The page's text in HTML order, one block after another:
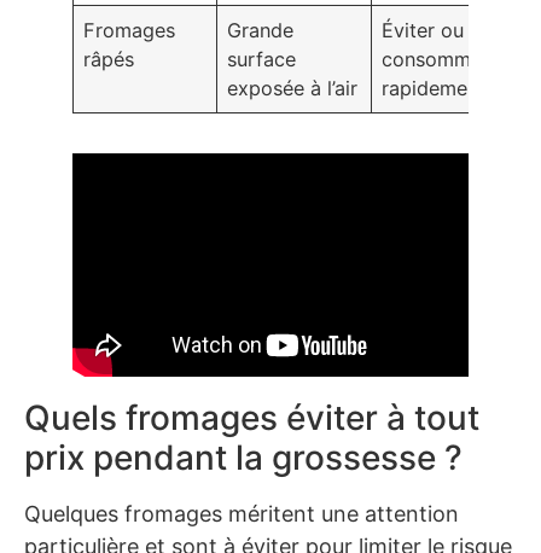
Fromages
râpés
Grande
surface
exposée à l’air
Éviter ou
consommer
rapidement
Quels fromages éviter à tout
prix pendant la grossesse ?
Quelques fromages méritent une attention
particulière et sont à éviter pour limiter le risque